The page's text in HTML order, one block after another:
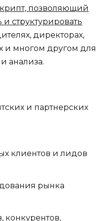
позволяющий
структурировать
директорах,
и многом другом для
анализа.
и партнерских
клиентов и лидов
рынка
конкурентов,